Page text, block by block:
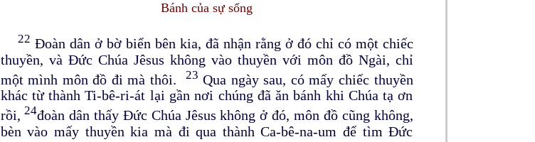
Bánh của sự sống
22 Đoàn dân ở bờ biển bên kia, đã nhận rằng ở đó chỉ có một chiếc
thuyền, và Đức Chúa Jêsus không vào thuyền với môn đồ Ngài, chỉ
một mình môn đồ đi mà thôi.
23 Qua ngày sau, có mấy chiếc thuyền
khác từ thành Ti-bê-ri-át lại gần nơi chúng đã ăn bánh khi Chúa tạ ơn
rồi,24đoàn dân thấy Đức Chúa Jêsus không ở đó, môn đồ cũng không,
bèn vào mấy thuyền kia mà đi qua thành Ca-bê-na-um để tìm Đức